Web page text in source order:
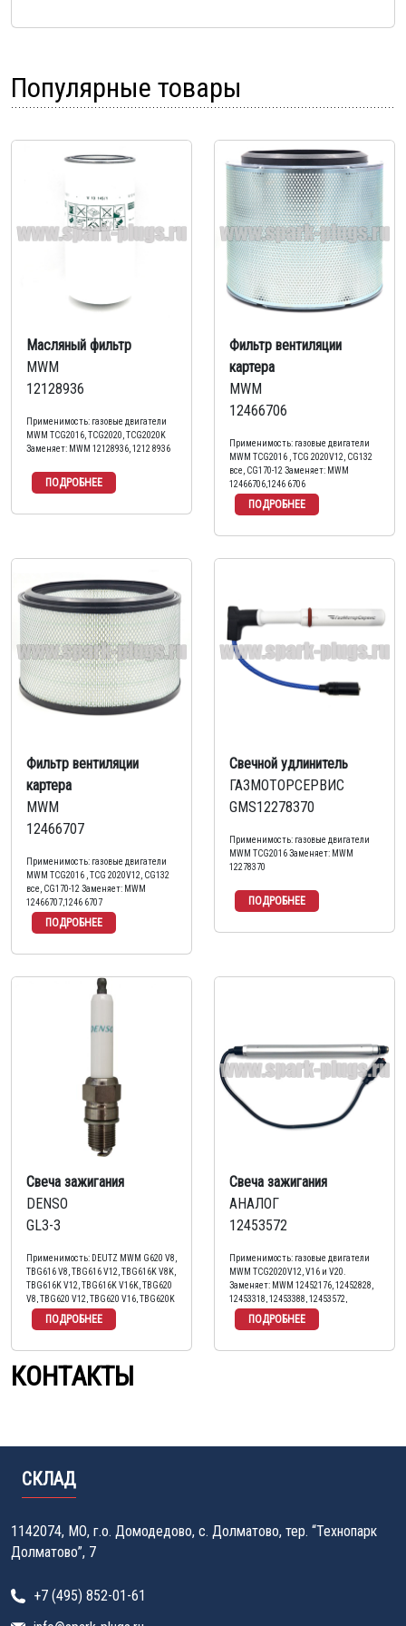
Популярные товары
Масляный фильтр
MWM
12128936
Применимость: газовые двигатели
MWM TCG2016, TCG2020, TCG2020K
Заменяет: MWM 12128936, 1212 8936
Фильтр вентиляции
картера
MWM
12466706
Применимость: газовые двигатели
MWM TCG2016 , TCG 2020V12, CG132
все, CG170-12 Заменяет: MWM
12466706,1246 6706
Фильтр вентиляции
картера
MWM
12466707
Применимость: газовые двигатели
MWM TCG2016 , TCG 2020V12, CG132
все, CG170-12 Заменяет: MWM
12466707,1246 6707
Свечной удлинитель
ГАЗМОТОРСЕРВИС
GMS12278370
Применимость: газовые двигатели
MWM TCG2016 Заменяет: MWM
12278370
Свеча зажигания
DENSO
GL3-3
Применимость: DEUTZ MWM G620 V8,
TBG616 V8, TBG616 V12, TBG616K V8K,
TBG616K V12, TBG616K V16K, TBG620
V8, TBG620 V12, TBG620 V16, TBG620K
V12K, TBG620K V16K, TCG2016V12,
TCG2016V16, TCG2020V12,
MWM 12420480 (12420290), 1242 0480
(1242 0290)
Свеча зажигания
АНАЛОГ
12453572
Применимость: газовые двигатели
MWM TCG2020V12, V16 и V20.
Заменяет: MWM 12452176, 12452828,
12453318, 12453388, 12453572,
12453556
КОНТАКТЫ
СКЛАД
1142074, МО, г.о. Домодедово, с. Долматово, тер. “Технопарк
Долматово”, 7
+7 (495) 852-01-61